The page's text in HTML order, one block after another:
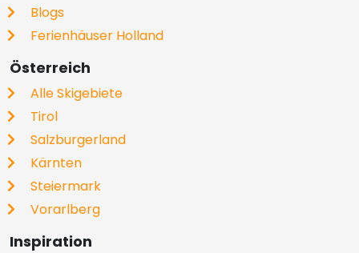
Blogs
Ferienhäuser Holland
Österreich
Alle Skigebiete
Tirol
Salzburgerland
Kärnten
Steiermark
Vorarlberg
Inspiration